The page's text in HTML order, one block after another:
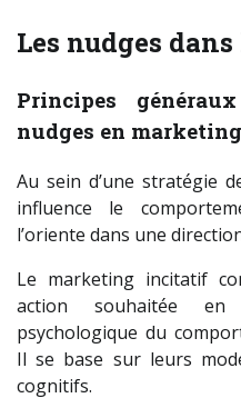
Les nudges
Principes
nudges en
Au sein d’une stratégie
influence le
l’oriente dans une
Le marketing incitatif
action souhaitée en
psychologique du
Il se base sur leurs
cognitifs.